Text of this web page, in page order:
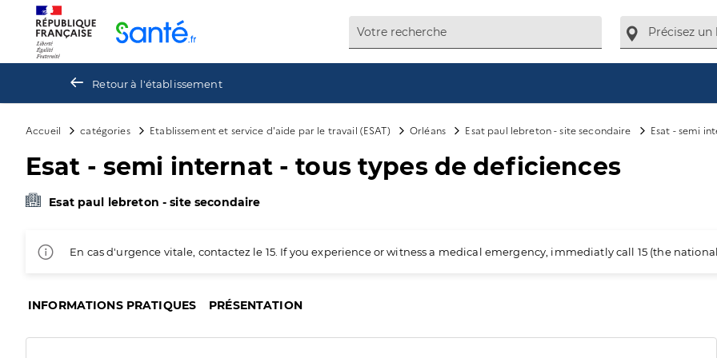
Retour à l'établissement
Accueil catégories Etablissement et service d'aide par le travail (ESAT) Orléans Esat paul lebreton - site secondaire Esat - semi
Esat - semi internat - tous types de deficiences
Esat paul lebreton - site secondaire
En cas d'urgence vitale, contactez le 15. If you experience or witness a medical emergency, immediatly call 15 (the
INFORMATIONS PRATIQUES PRÉSENTATION
Panneau de gestion des cookies